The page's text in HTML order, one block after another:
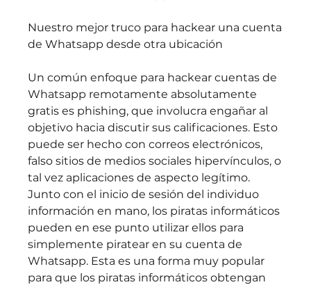
Nuestro mejor truco para hackear una cuenta
de Whatsapp desde otra ubicación
Un común enfoque para hackear cuentas de
Whatsapp remotamente absolutamente
gratis es phishing, que involucra engañar al
objetivo hacia discutir sus calificaciones. Esto
puede ser hecho con correos electrónicos,
falso sitios de medios sociales hipervínculos, o
tal vez aplicaciones de aspecto legítimo.
Junto con el inicio de sesión del individuo
información en mano, los piratas informáticos
pueden en ese punto utilizar ellos para
simplemente piratear en su cuenta de
Whatsapp. Esta es una forma muy popular
para que los piratas informáticos obtengan